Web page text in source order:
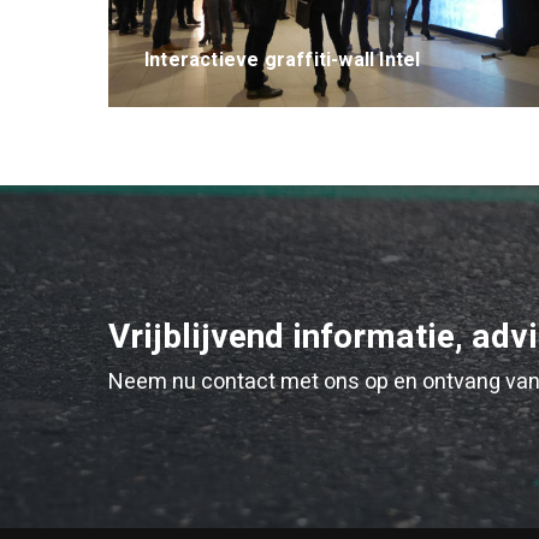
Interactieve graffiti-wall Intel
Vrijblijvend informatie,
Neem nu contact met ons op en ontvang